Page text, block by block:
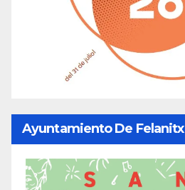
Ayuntamiento De Felanitx